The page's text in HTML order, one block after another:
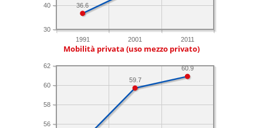
1991 2001 2011
30
40 36.6
Mobilità privata (uso mezzo privato)
56
58
60
62
60.9
59.7